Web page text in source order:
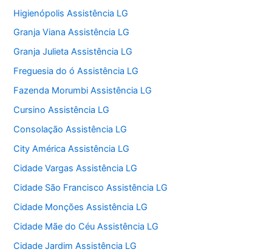
Higienópolis Assistência LG
Granja Viana Assistência LG
Granja Julieta Assistência LG
Freguesia do ó Assistência LG
Fazenda Morumbi Assistência LG
Cursino Assistência LG
Consolação Assistência LG
City América Assistência LG
Cidade Vargas Assistência LG
Cidade São Francisco Assistência LG
Cidade Monções Assistência LG
Cidade Mãe do Céu Assistência LG
Cidade Jardim Assistência LG